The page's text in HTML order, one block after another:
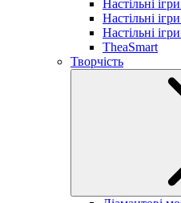
Настільні
Настільні
Настільні
TheaSmart
Творчість